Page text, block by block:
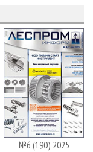
№6 (190) 2025